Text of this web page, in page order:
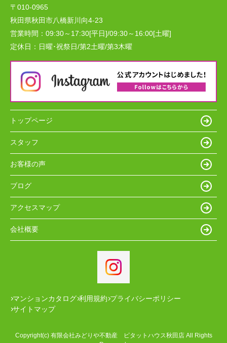
〒010-0965
秋田県秋田市八橋新川向4-23
営業時間： 09:30～17:30[平日]/09:30～16:00[土曜]
定休日： 日曜･祝祭日/第2土曜/第3木曜
トップページ
スタッフ
お客様の声
ブログ
アクセスマップ
会社概要
マンションカタログ 利用規約 プライバシーポリシー
サイトマップ
Copyright(c) 有限会社みどりや不動産 ピタットハウス秋田店 All Rights